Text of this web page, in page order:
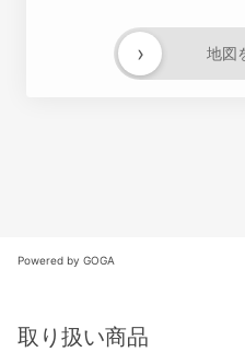
地図
›
Powered by GOGA
取り扱い商品